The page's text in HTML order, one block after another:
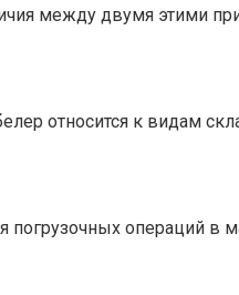
между двумя этими
относится к видам
погрузочных операций